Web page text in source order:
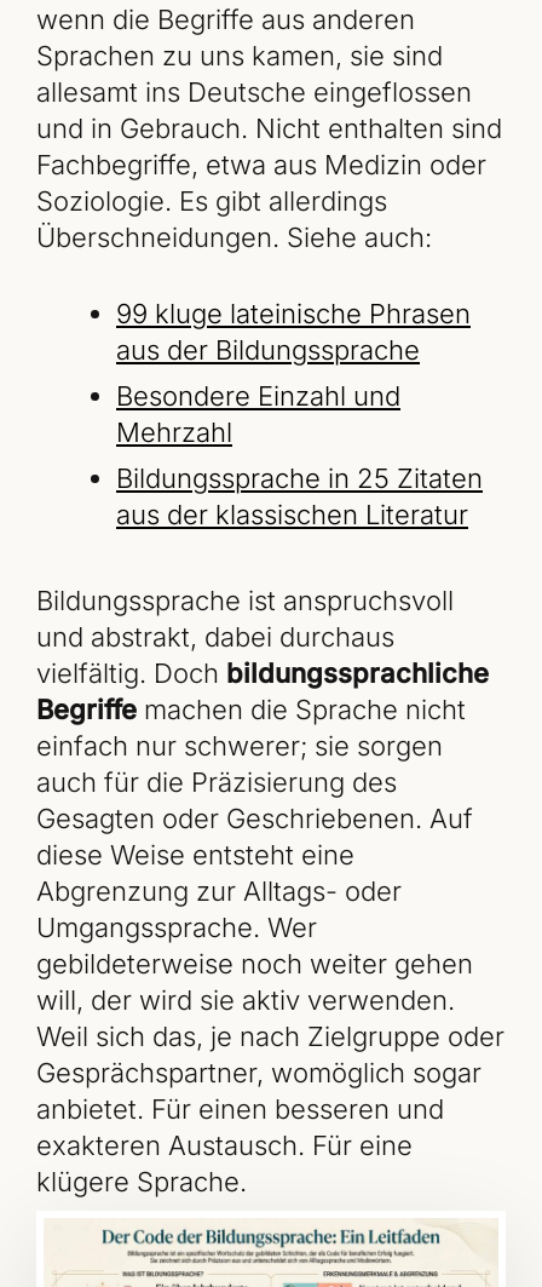
wenn die Begriffe aus anderen
Sprachen zu uns kamen, sie sind
allesamt ins Deutsche eingeflossen
und in Gebrauch. Nicht enthalten sind
Fachbegriffe, etwa aus Medizin oder
Soziologie. Es gibt allerdings
Überschneidungen. Siehe auch:
99 kluge lateinische Phrasen
aus der Bildungssprache
Besondere Einzahl und
Mehrzahl
Bildungssprache in 25 Zitaten
aus der klassischen Literatur
Bildungssprache ist anspruchsvoll
und abstrakt, dabei durchaus
vielfältig. Doch bildungssprachliche
Begriffe machen die Sprache nicht
einfach nur schwerer; sie sorgen
auch für die Präzisierung des
Gesagten oder Geschriebenen. Auf
diese Weise entsteht eine
Abgrenzung zur Alltags- oder
Umgangssprache. Wer
gebildeterweise noch weiter gehen
will, der wird sie aktiv verwenden.
Weil sich das, je nach Zielgruppe oder
Gesprächspartner, womöglich sogar
anbietet. Für einen besseren und
exakteren Austausch. Für eine
klügere Sprache.